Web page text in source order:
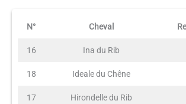
N° Cheval
16 Ina du Rib
18 Ideale du Chêne
17 Hirondelle du Rib